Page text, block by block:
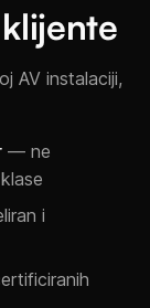
AV instalaciji,
— ne
i